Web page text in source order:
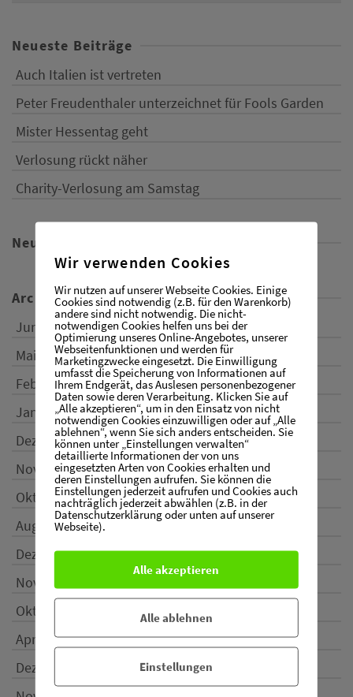
Neueste Beiträge
Auch Italien ist vertreten
Peter Freudenthaler unterzeichnet für Fools Garden
Mister Hessentag geht
Verlosung rückt näher
Charity-Verlosung am Samstag
Neueste Kommentare
Archiv
Juni 2017
Mai 2017
Februar 2017
Januar 2017
Dezember 2016
November 2016
Oktober 2016
August 2016
Dezember 2015
November 2015
Oktober 2015
April 2015
Dezember 2014
Wir verwenden Cookies
Wir nutzen auf unserer Webseite Cookies. Einige
Cookies sind notwendig (z.B. für den Warenkorb)
andere sind nicht notwendig. Die nicht-
notwendigen Cookies helfen uns bei der
Optimierung unseres Online-Angebotes, unserer
Webseitenfunktionen und werden für
Marketingzwecke eingesetzt. Die Einwilligung
umfasst die Speicherung von Informationen auf
Ihrem Endgerät, das Auslesen personenbezogener
Daten sowie deren Verarbeitung. Klicken Sie auf
„Alle akzeptieren“, um in den Einsatz von nicht
notwendigen Cookies einzuwilligen oder auf „Alle
ablehnen“, wenn Sie sich anders entscheiden. Sie
können unter „Einstellungen verwalten“
detaillierte Informationen der von uns
eingesetzten Arten von Cookies erhalten und
deren Einstellungen aufrufen. Sie können die
Einstellungen jederzeit aufrufen und Cookies auch
nachträglich jederzeit abwählen (z.B. in der
Datenschutzerklärung oder unten auf unserer
Webseite).
Alle akzeptieren
Alle ablehnen
Einstellungen